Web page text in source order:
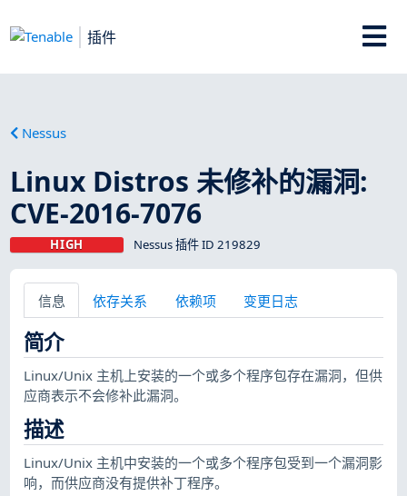
插件
Nessus
Linux Distros 未修补的漏洞:
CVE-2016-7076
HIGH Nessus 插件 ID 219829
信息 依存关系 依赖项 变更日志
简介
Linux/Unix 主机上安装的一个或多个程序包存在漏洞，但供
应商表示不会修补此漏洞。
描述
Linux/Unix 主机中安装的一个或多个程序包受到一个漏洞影
响，而供应商没有提供补丁程序。